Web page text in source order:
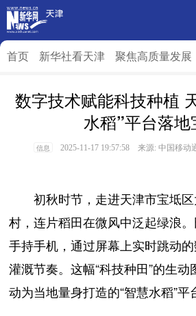
首页 新华社看天津 聚焦高质量发展
数字技术赋能科技种植
水稻”平台落地
信息 2025-11-17 19:57:58 来源: 中国移动
初秋时节，走进天津市宝坻区
村，连片稻田在微风中泛起绿浪
手持手机，通过屏幕上实时跳动
灌溉节奏。这幅“科技种田”的生
动为当地量身打造的“智慧水稻”平